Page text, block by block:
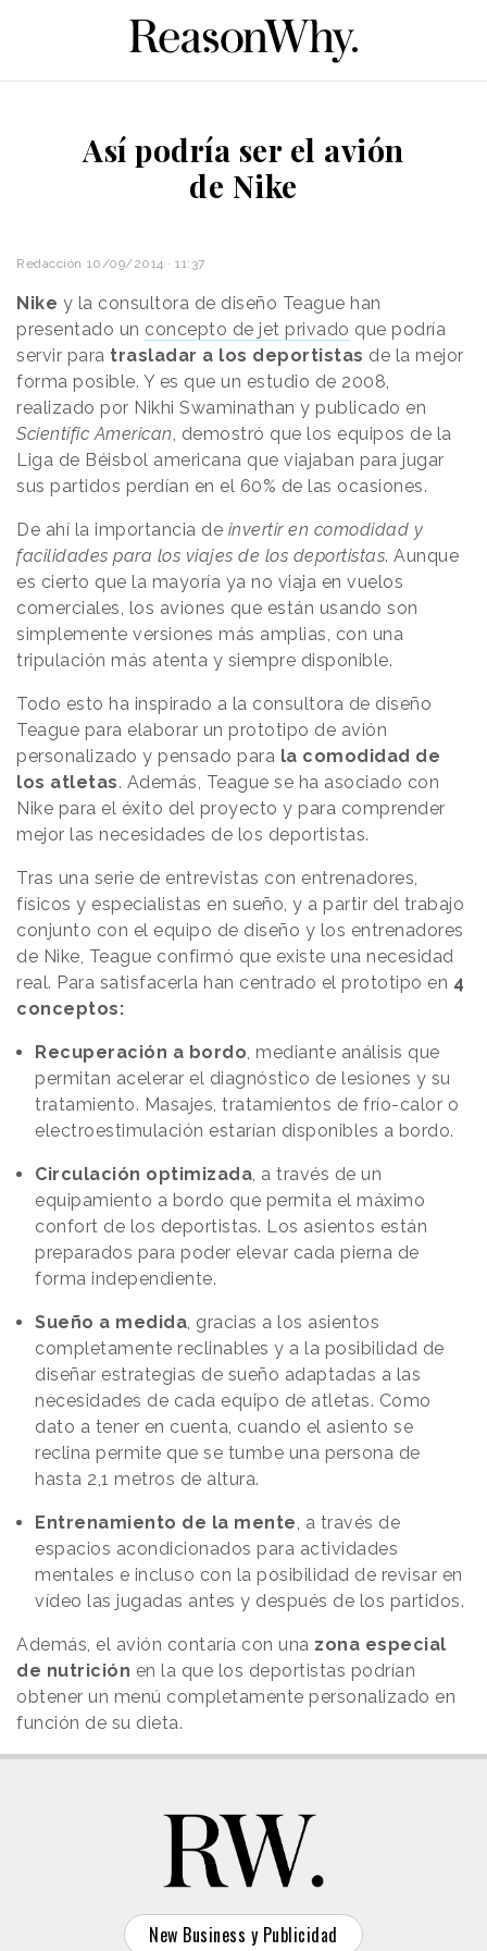
Así podría ser el avión
de Nike
Redacción 10/09/2014 · 11:37
Nike y la consultora de diseño Teague han
presentado un concepto de jet privado que podría
servir para trasladar a los deportistas de la mejor
forma posible. Y es que un estudio de 2008,
realizado por Nikhi Swaminathan y publicado en
Scientific American , demostró que los equipos de la
Liga de Béisbol americana que viajaban para jugar
sus partidos perdían en el 60% de las ocasiones.
De ahí la importancia de invertir en comodidad y
facilidades para los viajes de los deportistas. Aunque
es cierto que la mayoría ya no viaja en vuelos
comerciales, los aviones que están usando son
simplemente versiones más amplias, con una
tripulación más atenta y siempre disponible.
Todo esto ha inspirado a la consultora de diseño
Teague para elaborar un prototipo de avión
personalizado y pensado para la comodidad de
los atletas. Además, Teague se ha asociado con
Nike para el éxito del proyecto y para comprender
mejor las necesidades de los deportistas.
Tras una serie de entrevistas con entrenadores,
físicos y especialistas en sueño, y a partir del trabajo
conjunto con el equipo de diseño y los entrenadores
de Nike, Teague confirmó que existe una necesidad
real. Para satisfacerla han centrado el prototipo en 4
conceptos:
Recuperación a bordo , mediante análisis que
permitan acelerar el diagnóstico de lesiones y su
tratamiento. Masajes, tratamientos de frío-calor o
electroestimulación estarían disponibles a bordo.
Circulación optimizada , a través de un
equipamiento a bordo que permita el máximo
confort de los deportistas. Los asientos están
preparados para poder elevar cada pierna de
forma independiente.
Sueño a medida , gracias a los asientos
completamente reclinables y a la posibilidad de
diseñar estrategias de sueño adaptadas a las
necesidades de cada equipo de atletas. Como
dato a tener en cuenta, cuando el asiento se
reclina permite que se tumbe una persona de
hasta 2,1 metros de altura.
Entrenamiento de la mente , a través de
espacios acondicionados para actividades
mentales e incluso con la posibilidad de revisar en
vídeo las jugadas antes y después de los partidos.
Además, el avión contaría con una zona especial
de nutrición en la que los deportistas podrían
obtener un menú completamente personalizado en
función de su dieta.
New Business y Publicidad